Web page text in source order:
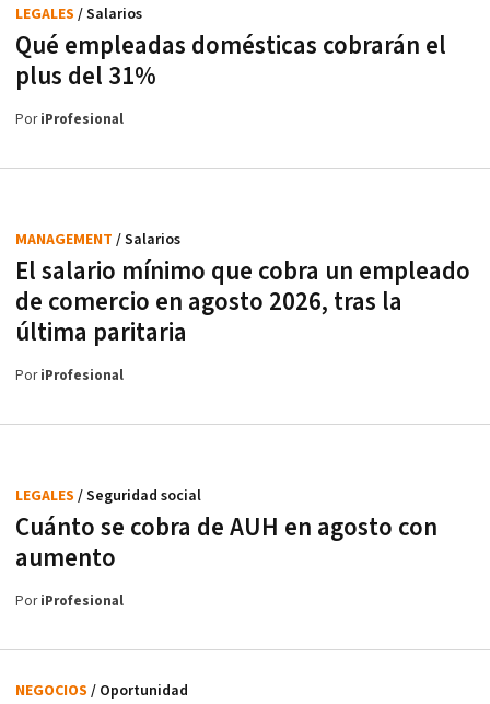
Qué empleadas domésticas cobrarán el
plus del 31%
LEGALES / Salarios
PoriProfesional
El salario mínimo que cobra un empleado
de comercio en agosto 2026, tras la
última paritaria
MANAGEMENT / Salarios
PoriProfesional
Cuánto se cobra de AUH en agosto con
aumento
LEGALES / Seguridad social
PoriProfesional
NEGOCIOS / Oportunidad